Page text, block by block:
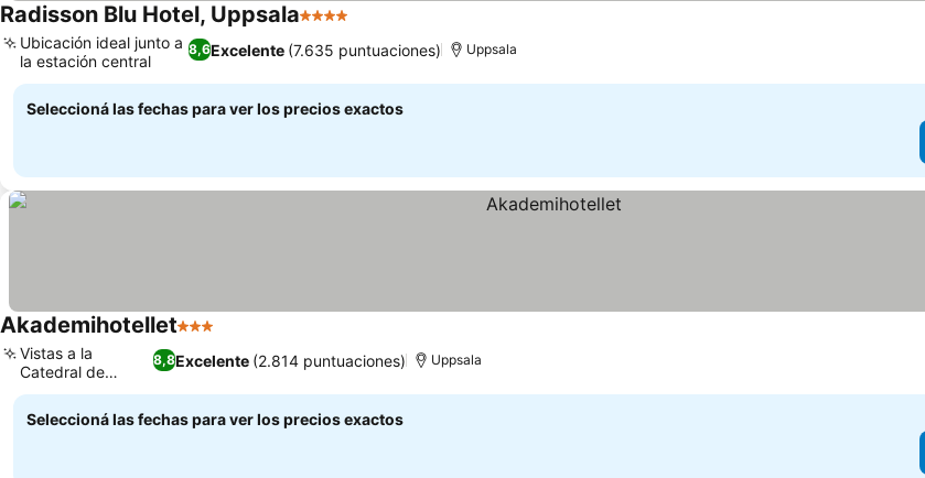
Radisson Blu Hotel, Uppsala4 Estrellas
8,6Excelente (7.635 puntuaciones)
Ubicación ideal junto a
la estación central
Uppsala
Seleccioná las fechas para ver los precios exactos
Akademihotellet3 Estrellas
8,8Excelente (2.814 puntuaciones)
Vistas a la
Catedral de
Uppsala
Uppsala
Seleccioná las fechas para ver los precios exactos